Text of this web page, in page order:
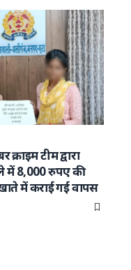
टीम द्वारा
में 8,000 रुपए की
में कराई गई वापस